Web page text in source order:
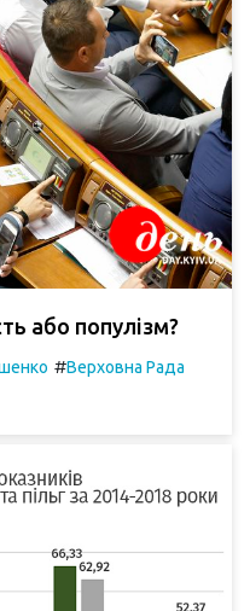
або популізм?
#Верховна Рада